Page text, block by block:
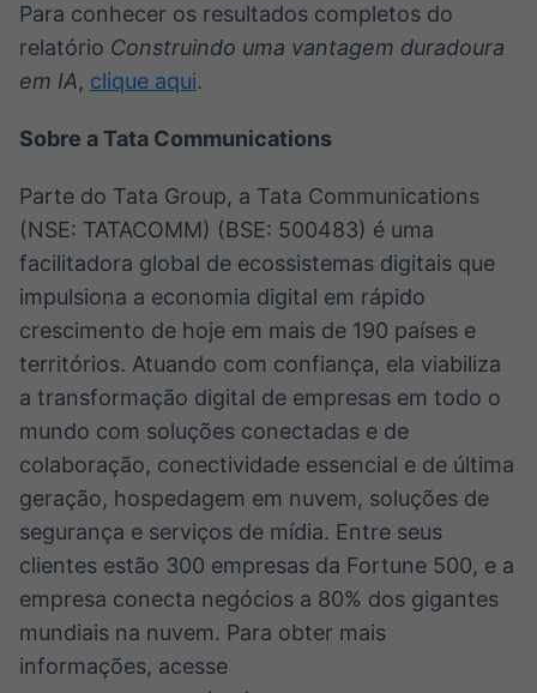
Para conhecer os resultados completos do
relatório Construindo uma vantagem duradoura
em IA, clique aqui.
Sobre a Tata Communications
Parte do Tata Group, a Tata Communications
(NSE: TATACOMM) (BSE: 500483) é uma
facilitadora global de ecossistemas digitais que
impulsiona a economia digital em rápido
crescimento de hoje em mais de 190 países e
territórios. Atuando com confiança, ela viabiliza
a transformação digital de empresas em todo o
mundo com soluções conectadas e de
colaboração, conectividade essencial e de última
geração, hospedagem em nuvem, soluções de
segurança e serviços de mídia. Entre seus
clientes estão 300 empresas da Fortune 500, e a
empresa conecta negócios a 80% dos gigantes
mundiais na nuvem. Para obter mais
informações, acesse